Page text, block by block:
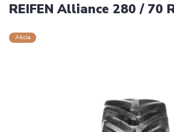
REIFEN Alliance 280 / 70
Akcia